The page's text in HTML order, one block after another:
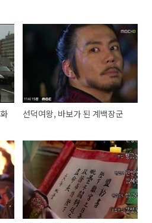
선덕여왕, 바보가 된 계백장군